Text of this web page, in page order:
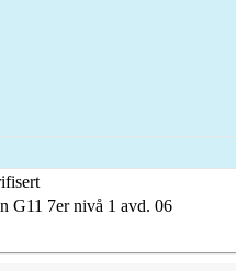
G11 7er nivå 1 avd. 06